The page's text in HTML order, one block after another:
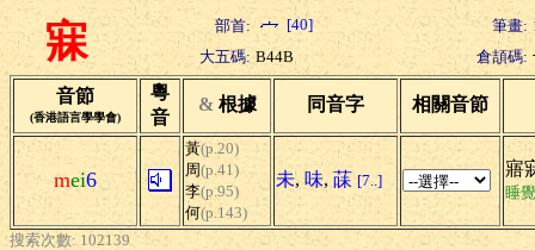
寐 部首: [40] 筆畫:
大五碼: B44B 倉頡碼:
音節
(香港語言學學會)
粵
音
& 根據 同音字 相關音節
mei6
黃(p.20)
周(p.41)
李(p.95)
何(p.143)
未, 味, 菋 [7..]
寤
睡覺
搜索次數: 102139